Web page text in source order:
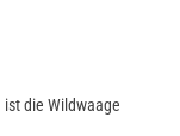
die Wildwaage